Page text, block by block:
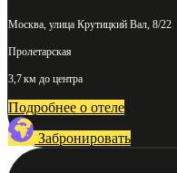
Москва, улица Крутицкий Вал, 8/22
Пролетарская
3,7 км до центра
Подробнее о отеле
Забронировать